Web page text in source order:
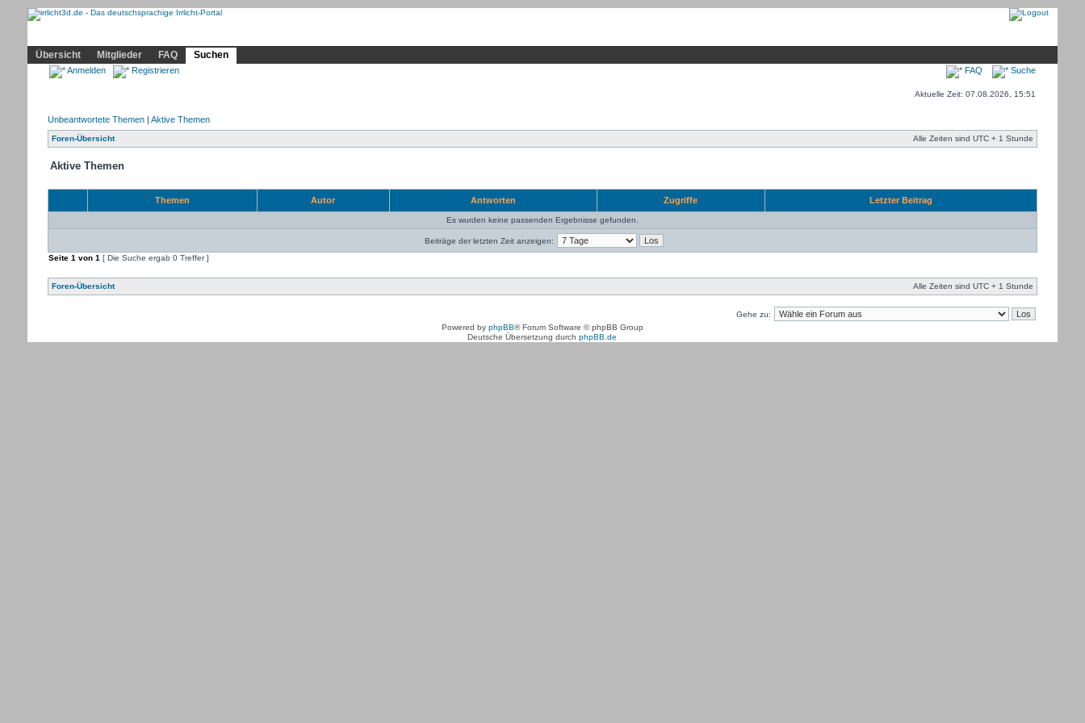
Übersicht
Mitglieder FAQ Suchen
Anmelden Registrieren FAQ Suche
Aktuelle Zeit: 07.08.2026, 15:51
Unbeantwortete Themen| Aktive Themen
Foren-Übersicht Alle Zeiten sind UTC + 1 Stunde
Aktive Themen
Themen Autor Antworten Zugriffe Letzter Beitrag
Es wurden keine passenden Ergebnisse gefunden.
Beiträge der letzten Zeit anzeigen:
Seite 1 von 1 [ Die Suche ergab 0 Treffer ]
Foren-Übersicht Alle Zeiten sind UTC + 1 Stunde
Gehe zu:
Powered by phpBB® Forum Software © phpBB Group
Deutsche Übersetzung durchphpBB.de